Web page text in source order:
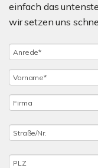
einfach das
wir setzen uns